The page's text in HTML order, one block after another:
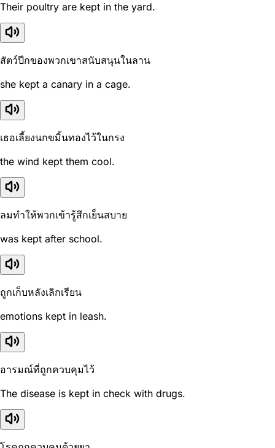
Their poultry are kept in the yard.
สัตว์ปีกของพวกเขาสนับสนุนในลาน
she kept a canary in a cage.
เธอเลี้ยงนกขมิ้นทองไว้ในกรง
the wind kept them cool.
ลมทำให้พวกเข้ารู้สึกเย็นสบาย
was kept after school.
ถูกเก็บหลังเลิกเรียน
emotions kept in leash.
อารมณ์ที่ถูกควบคุมไว้
The disease is kept in check with drugs.